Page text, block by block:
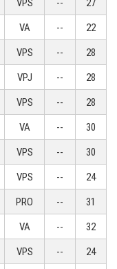
VPS --
27
VA --
22
VPS --
28
VPJ --
28
VPS --
28
VA --
30
VPS --
30
VPS --
24
PRO --
31
VA --
32
VPS --
24